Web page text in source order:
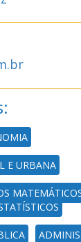
E URBANA